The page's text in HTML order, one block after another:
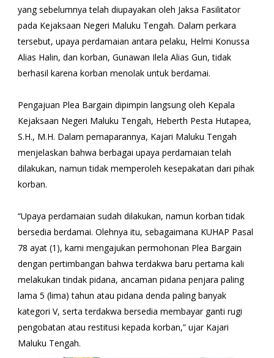
yang sebelumnya telah diupayakan oleh Jaksa Fasilitator
pada Kejaksaan Negeri Maluku Tengah. Dalam perkara
tersebut, upaya perdamaian antara pelaku, Helmi Konussa
Alias Halin, dan korban, Gunawan Ilela Alias Gun, tidak
berhasil karena korban menolak untuk berdamai.
Pengajuan Plea Bargain dipimpin langsung oleh Kepala
Kejaksaan Negeri Maluku Tengah, Heberth Pesta Hutapea,
S.H., M.H. Dalam pemaparannya, Kajari Maluku Tengah
menjelaskan bahwa berbagai upaya perdamaian telah
dilakukan, namun tidak memperoleh kesepakatan dari pihak
korban.
“Upaya perdamaian sudah dilakukan, namun korban tidak
bersedia berdamai. Olehnya itu, sebagaimana KUHAP Pasal
78 ayat (1), kami mengajukan permohonan Plea Bargain
dengan pertimbangan bahwa terdakwa baru pertama kali
melakukan tindak pidana, ancaman pidana penjara paling
lama 5 (lima) tahun atau pidana denda paling banyak
kategori V, serta terdakwa bersedia membayar ganti rugi
pengobatan atau restitusi kepada korban,” ujar Kajari
Maluku Tengah.